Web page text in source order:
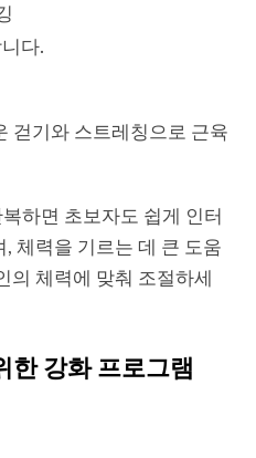
다.
걷기와 스트레칭으로 근육
하면 초보자도 쉽게 인터
체력을 기르는 데 큰 도움
의 체력에 맞춰 조절하세
한 강화 프로그램